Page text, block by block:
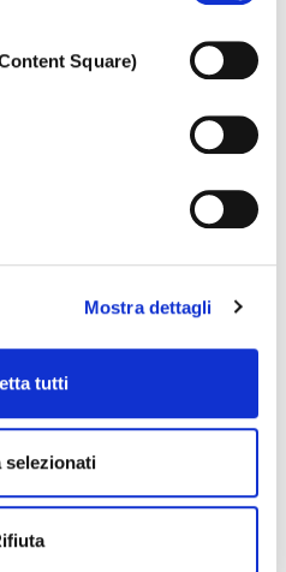
tecnici o analitici).
venissero modificate,
funzionamento del
il consenso all’utilizzo a tutti
Square)
Mostra dettagli
tutti
selezionati
damanti taglio goccia